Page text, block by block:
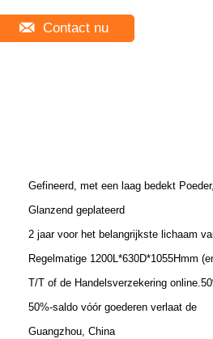
Contact nu
Gefineerd, met een laag bedekt
Glanzend geplateerd
2 jaar voor het belangrijkste lichaam
Regelmatige 1200L*630D*1055Hmm
T/T of de Handelsverzekering
50%-saldo vóór goederen verlaat de
Guangzhou, China